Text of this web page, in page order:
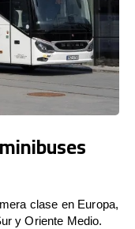
clase en Europa,
y Oriente Medio.